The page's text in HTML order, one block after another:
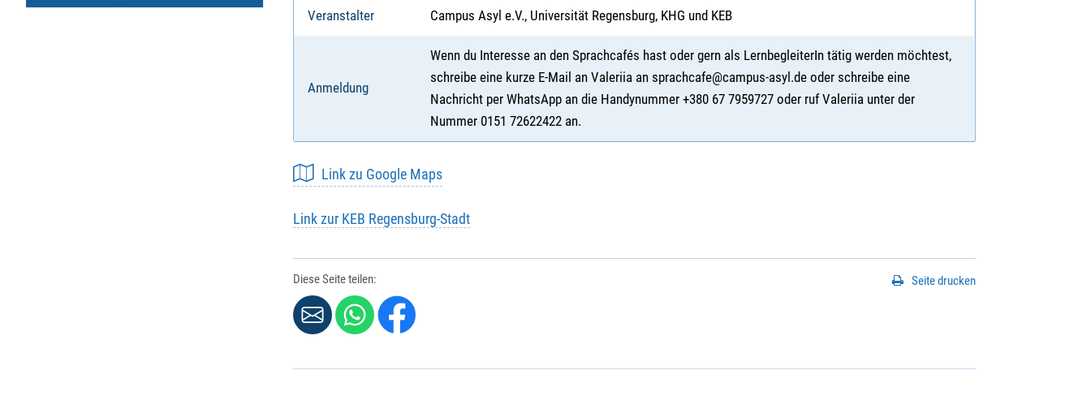
Veranstalter Campus Asyl e.V., Universität Regensburg, KHG und KEB
Anmeldung
Wenn du Interesse an den Sprachcafés hast oder gern als LernbegleiterIn tätig werden möchtest,
schreibe eine kurze E-Mail an Valeriia an sprachcafe@campus-asyl.de oder schreibe eine
Nachricht per WhatsApp an die Handynummer +380 67 7959727 oder ruf Valeriia unter der
Nummer 0151 72622422 an.
Link zu Google Maps
Link zur KEB Regensburg-Stadt
Diese Seite teilen: Seite drucken